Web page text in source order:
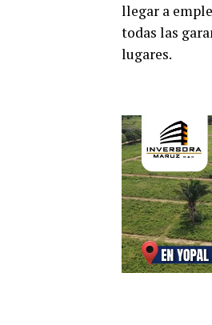
llegar a
todas las
lugares.